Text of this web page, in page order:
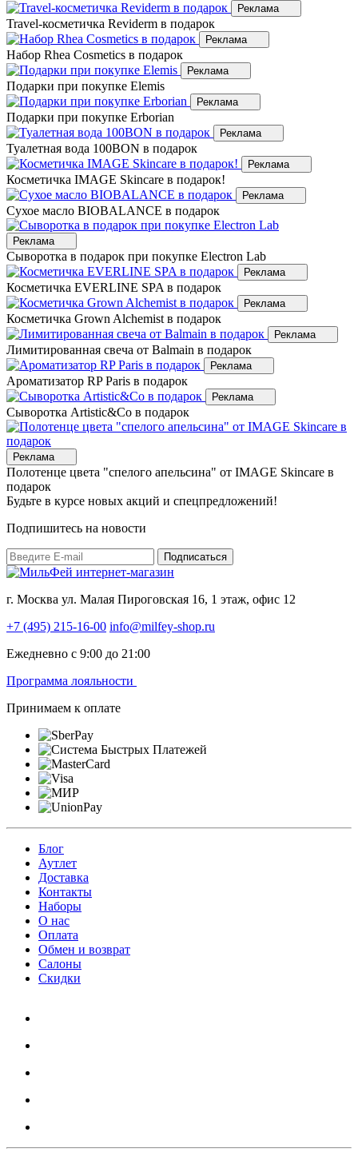
Реклама
Travel-косметичка Reviderm в подарок
Реклама
Набор Rhea Cosmetics в подарок
Реклама
Подарки при покупке Elemis
Реклама
Подарки при покупке Erborian
Реклама
Туалетная вода 100BON в подарок
Реклама
Косметичка IMAGE Skincare в подарок!
Реклама
Сухое масло BIOBALANCE в подарок
Реклама
Сыворотка в подарок при покупке Electron Lab
Реклама
Косметичка EVERLINE SPA в подарок
Реклама
Косметичка Grown Alchemist в подарок
Реклама
Лимитированная свеча от Balmain в подарок
Реклама
Ароматизатор RP Paris в подарок
Реклама
Сыворотка Artistic&Co в подарок
Реклама
Полотенце цвета "спелого апельсина" от IMAGE Skincare в
подарок
Будьте в курсе новых акций и спецпредложений!
Подпишитесь на новости
Подписаться
г. Москва ул. Малая Пироговская 16, 1 этаж, офис 12
+7 (495) 215-16-00 info@milfey-shop.ru
Ежедневно с 9:00 до 21:00
Программа лояльности
Принимаем к оплате
Блог
Аутлет
Доставка
Контакты
Наборы
О нас
Оплата
Обмен и возврат
Салоны
Скидки